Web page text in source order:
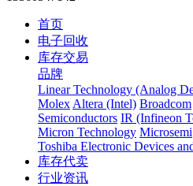
首页
电子回收
库存交易
品牌
Linear Technology (Analog
Molex Altera (Intel) Broadcom
Semiconductors IR (Infineon
Micron Technology Microsemi
Toshiba Electronic Devices
库存代卖
行业资讯